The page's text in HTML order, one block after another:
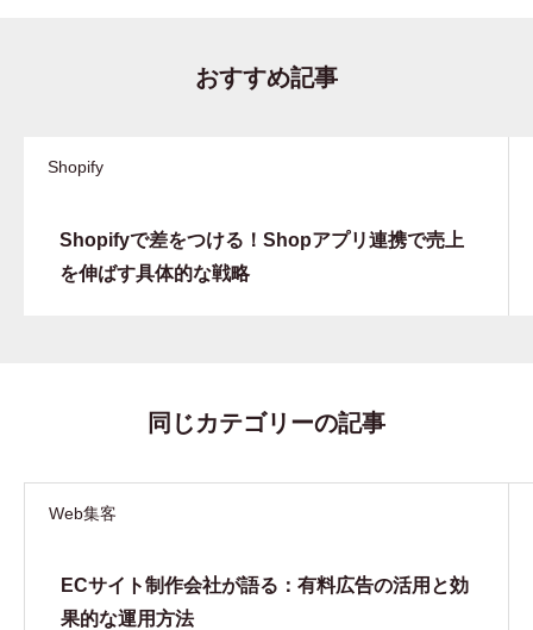
おすすめ記事
Shopify
Shopifyで差をつける！Shopアプリ連携で売上
を伸ばす具体的な戦略
同じカテゴリーの記事
Web集客
ECサイト制作会社が語る：有料広告の活用と効
果的な運用方法